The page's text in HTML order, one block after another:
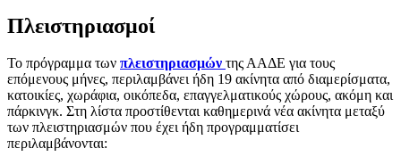
Πλειστηριασμοί
Το πρόγραμμα των πλειστηριασμών της ΑΑΔΕ για τους
επόμενους μήνες, περιλαμβάνει ήδη 19 ακίνητα από διαμερίσματα,
κατοικίες, χωράφια, οικόπεδα, επαγγελματικούς χώρους, ακόμη και
πάρκινγκ. Στη λίστα προστίθενται καθημερινά νέα ακίνητα μεταξύ
των πλειστηριασμών που έχει ήδη προγραμματίσει
περιλαμβάνονται: